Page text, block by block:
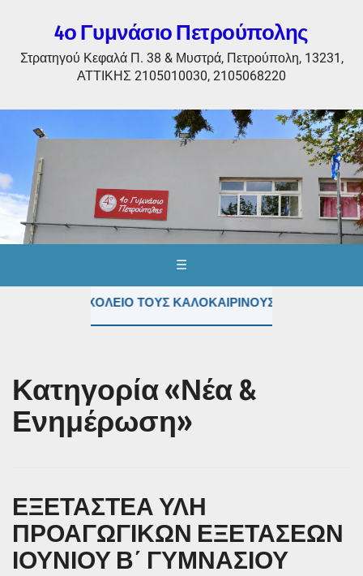
4ο Γυμνάσιο Πετρούπολης
Στρατηγού Κεφαλά Π. 38 & Μυστρά, Πετρούπολη, 13231,
ΑΤΤΙΚΗΣ 2105010030, 2105068220
☰
ΤΟ ΣΧΟΛΕΙΟ ΤΟΥΣ ΚΑΛΟΚΑΙΡΙΝΟΥΣ ΜΗΝΕΣ
Κατηγορία «Νέα &
Ενημέρωση»
ΕΞΕΤΑΣΤΕΑ ΥΛΗ
ΠΡΟΑΓΩΓΙΚΩΝ ΕΞΕΤΑΣΕΩΝ
ΙΟΥΝΙΟΥ Β΄ ΓΥΜΝΑΣΙΟΥ